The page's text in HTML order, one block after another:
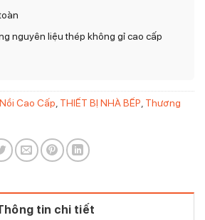
nguyên liệu thép không gỉ cao cấp
Nồi Cao Cấp THIẾT BỊ NHÀ BẾP Thương
tin chi tiết